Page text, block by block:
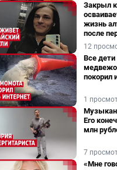
Закрыл
жизнь
после
столицу
12
Все
покорил
1
Его
млн
7
«Мне